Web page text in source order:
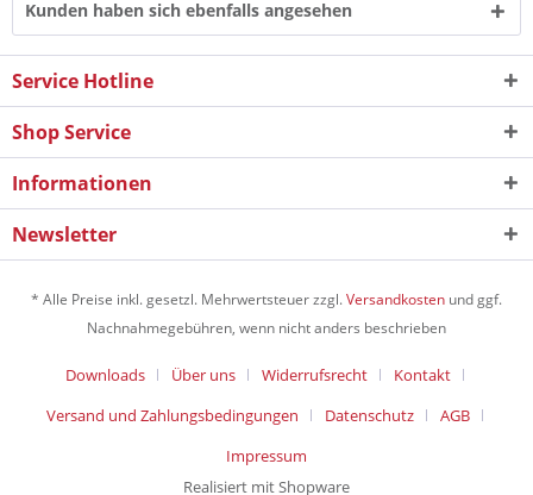
Kunden haben sich ebenfalls angesehen
Service Hotline
Shop Service
Informationen
Newsletter
* Alle Preise inkl. gesetzl. Mehrwertsteuer zzgl.Versandkosten und ggf.
Nachnahmegebühren, wenn nicht anders beschrieben
Downloads Über uns Widerrufsrecht
Kontakt
Versand und Zahlungsbedingungen
Datenschutz
AGB
Impressum
Realisiert mit Shopware